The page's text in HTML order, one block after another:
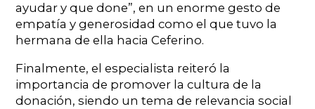
ayudar y que done”, en un enorme gesto de
empatía y generosidad como el que tuvo la
hermana de ella hacia Ceferino.
Finalmente, el especialista reiteró la
importancia de promover la cultura de la
donación, siendo un tema de relevancia social